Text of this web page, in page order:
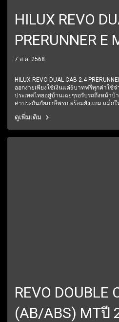
HILUX REVO
PRERUNNER E
ราคา 549000 บ
7 ส.ค. 2568
HILUX REVO DUAL CAB 2.4
ออกง่ายเพียงใช้เงินแค่6บาทฟรีทุกค่าใช้
ประเทศไทยอยู่บ้านเฉยๆรอรับรถถึงหน้
ค่าประกันภัยภาษีพรบ.พร้อมยังแถม แม็ก
การรับประกันหลังการขาย 6 ปี 60,000 โ
24 ชั่วโมง1 ปีเต็ม6 เดือนแรกรับประกันใ
ดูเพิ่มเติม
REVO DOUBLE
(AB/ABS) MTปี 2018 ราคา